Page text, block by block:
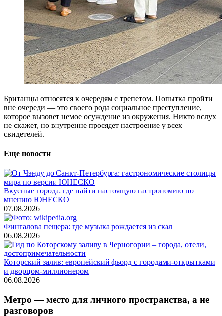
Британцы относятся к очередям с трепетом. Попытка пройти
вне очереди — это своего рода социальное преступление,
которое вызовет немое осуждение из окружения. Никто вслух
не скажет, но внутренне просядет настроение у всех
свидетелей.
Еще новости
Вкусные города: где найти настоящую гастрономию по
мнению ЮНЕСКО
07.08.2026
Фингалова пещера: где музыка рождается из скал
06.08.2026
Которский залив: европейский фьорд с городами-открытками
и дворцом-миллионером
06.08.2026
Метро — место для личного пространства, а не
разговоров